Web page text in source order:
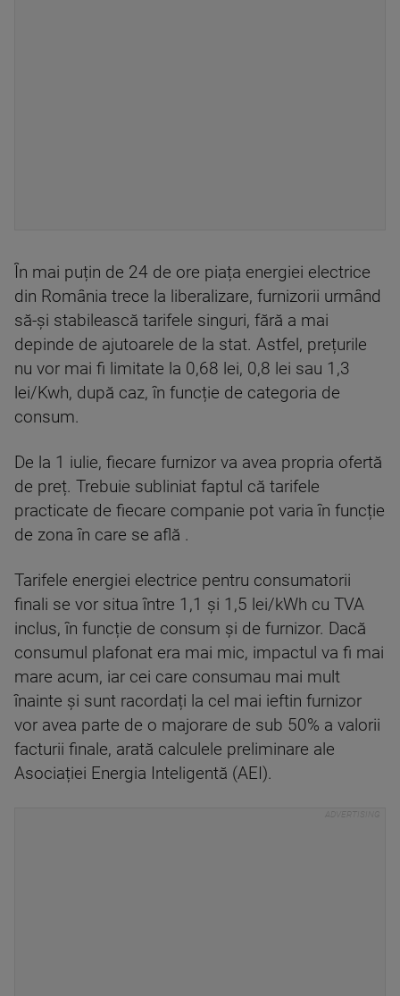
În mai puțin de 24 de ore piața energiei electrice
din România trece la liberalizare, furnizorii urmând
să-și stabilească tarifele singuri, fără a mai
depinde de ajutoarele de la stat. Astfel, prețurile
nu vor mai fi limitate la 0,68 lei, 0,8 lei sau 1,3
lei/Kwh, după caz, în funcție de categoria de
consum.
De la 1 iulie, fiecare furnizor va avea propria ofertă
de preț. Trebuie subliniat faptul că tarifele
practicate de fiecare companie pot varia în funcție
de zona în care se află .
Tarifele energiei electrice pentru consumatorii
finali se vor situa între 1,1 și 1,5 lei/kWh cu TVA
inclus, în funcție de consum și de furnizor. Dacă
consumul plafonat era mai mic, impactul va fi mai
mare acum, iar cei care consumau mai mult
înainte și sunt racordați la cel mai ieftin furnizor
vor avea parte de o majorare de sub 50% a valorii
facturii finale, arată calculele preliminare ale
Asociației Energia Inteligentă (AEI).